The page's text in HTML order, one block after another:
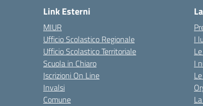
Link Esterni
MIUR
Ufficio Scolastico Regionale
Ufficio Scolastico Territoriale
Scuola in Chiaro
Iscrizioni On Line
Invalsi
Comune
I
I